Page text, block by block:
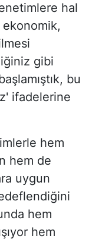
hal
ekonomik,
gibi
bu
ifadelerine
hem
hem de
uygun
hem
hem